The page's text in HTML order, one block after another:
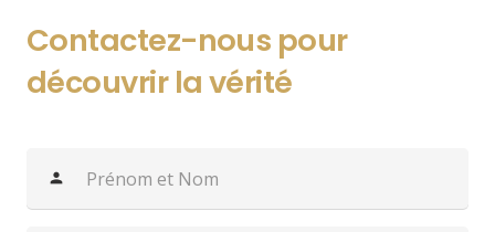
Contactez-nous pour
découvrir la vérité
person